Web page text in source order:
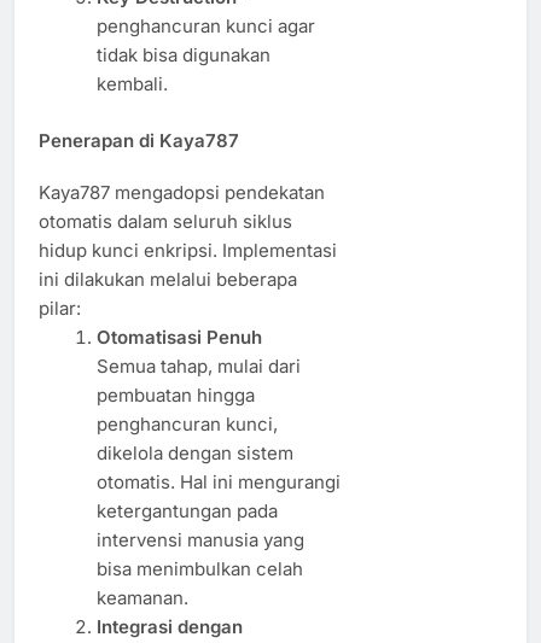
penghancuran kunci agar
tidak bisa digunakan
kembali.
Penerapan di Kaya787
Kaya787 mengadopsi pendekatan
otomatis dalam seluruh siklus
hidup kunci enkripsi. Implementasi
ini dilakukan melalui beberapa
pilar:
Otomatisasi Penuh
Semua tahap, mulai dari
pembuatan hingga
penghancuran kunci,
dikelola dengan sistem
otomatis. Hal ini mengurangi
ketergantungan pada
intervensi manusia yang
bisa menimbulkan celah
keamanan.
Integrasi dengan